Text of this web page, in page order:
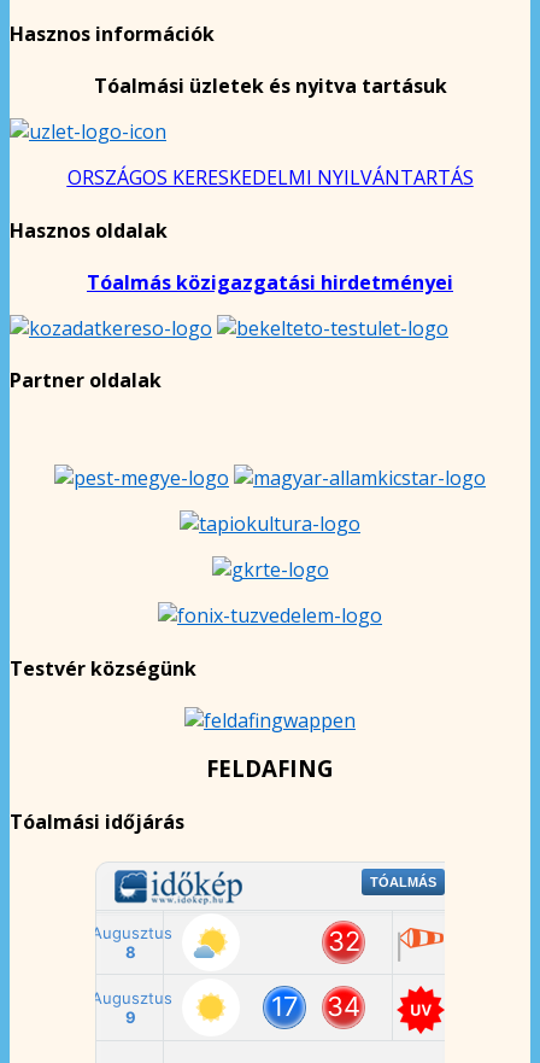
Hasznos információk
Tóalmási üzletek és nyitva tartásuk
ORSZÁGOS KERESKEDELMI NYILVÁNTARTÁS
Hasznos oldalak
Tóalmás közigazgatási hirdetményei
Partner oldalak
Testvér községünk
FELDAFING
Tóalmási időjárás